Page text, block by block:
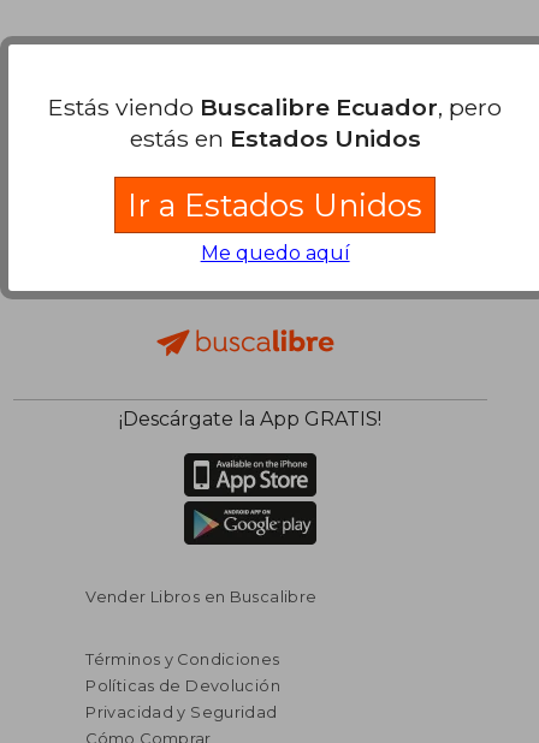
¡Descárgate la App GRATIS!
Vender Libros en Buscalibre
Términos y Condiciones
Políticas de Devolución
Privacidad y Seguridad
Cómo Comprar
Estás viendo Buscalibre Ecuador, pero
estás en Estados Unidos
Ir a Estados Unidos
Me quedo aquí